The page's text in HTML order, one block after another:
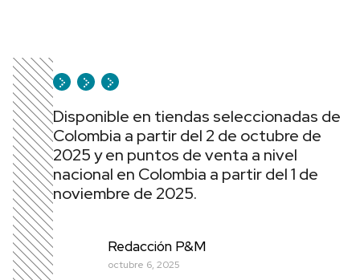
Disponible en tiendas seleccionadas de
Colombia a partir del 2 de octubre de
2025 y en puntos de venta a nivel
nacional en Colombia a partir del 1 de
noviembre de 2025.
Redacción P&M
octubre 6, 2025